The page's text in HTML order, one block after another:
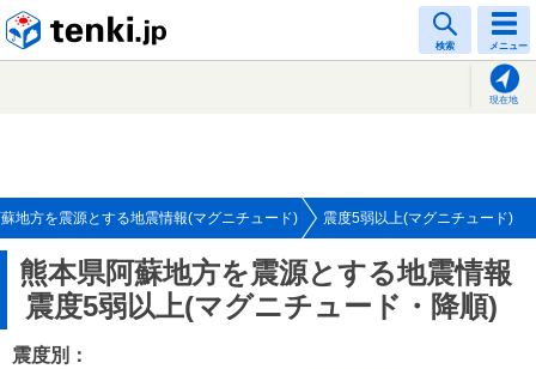
検索 メニュー
現在地
地方を震源とする地震情報(マグニチュード) 震度5弱以上(マグニチュード)
熊本県阿蘇地方を震源とする地震情報
震度5弱以上(マグニチュード・降順)
震度別：